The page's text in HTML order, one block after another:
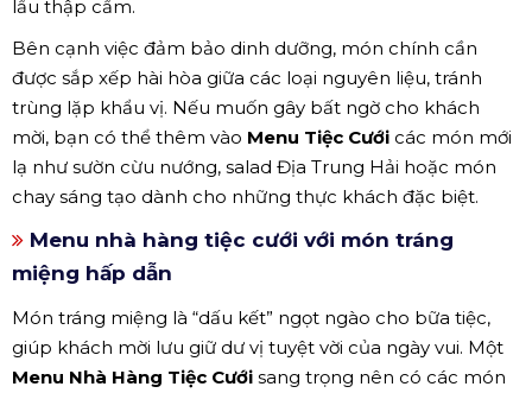
lẩu thập cẩm.
Bên cạnh việc đảm bảo dinh dưỡng, món chính cần
được sắp xếp hài hòa giữa các loại nguyên liệu, tránh
trùng lặp khẩu vị. Nếu muốn gây bất ngờ cho khách
mời, bạn có thể thêm vào Menu Tiệc Cưới các món mới
lạ như sườn cừu nướng, salad Địa Trung Hải hoặc món
chay sáng tạo dành cho những thực khách đặc biệt.
Menu nhà hàng tiệc cưới với món tráng
miệng hấp dẫn
Món tráng miệng là “dấu kết” ngọt ngào cho bữa tiệc,
giúp khách mời lưu giữ dư vị tuyệt vời của ngày vui. Một
Menu Nhà Hàng Tiệc Cưới sang trọng nên có các món